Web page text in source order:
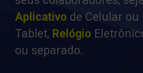
Aplicativo de Celular ou
Tablet, Relógio
ou separado.